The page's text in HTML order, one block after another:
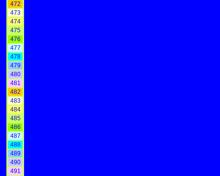
472
473
474
475
476
477
478
479
480
481
482
483
484
485
486
487
488
489
490
491